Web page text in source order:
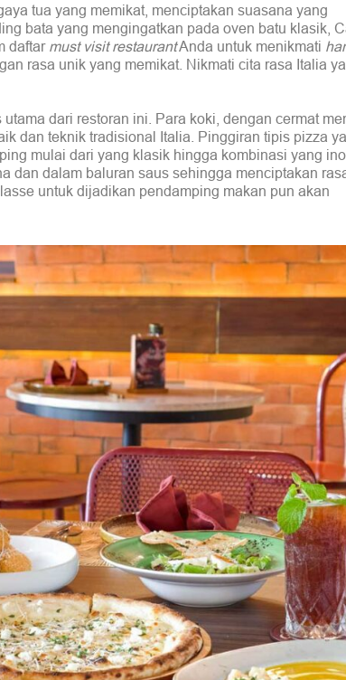
tua yang memikat, menciptakan suasana yang
bata yang mengingatkan pada oven batu klasik,
daftar must visit restaurantAnda untuk menikmati
rasa unik yang memikat. Nikmati cita rasa Italia
dari restoran ini. Para koki, dengan cermat
dan teknik tradisional Italia. Pinggiran tipis pizza
mulai dari yang klasik hingga kombinasi yang
dan dalam baluran saus sehingga menciptakan
untuk dijadikan pendamping makan pun akan